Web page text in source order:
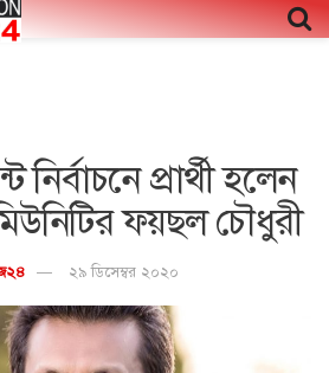
নির্বাচনে প্রার্থী হলেন
ফয়ছল চৌধুরী
২৯ ডিসেম্বর ২০২০